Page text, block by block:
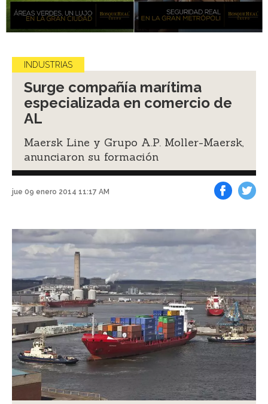
INDUSTRIAS
Surge compañía marítima
especializada en comercio de
AL
Maersk Line y Grupo A.P. Moller-Maersk,
anunciaron su formación
jue 09 enero 2014 11:17 AM